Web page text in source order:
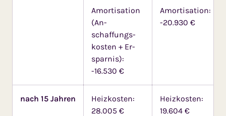
Amortisation
(An­
schaffungs­
kos­ten + Er­
spar­nis):
-16.530 €
Amortisation:
-20.930 €
nach 15 Jahren
Heizkosten:
28.005 €
Heizkosten:
19.604 €